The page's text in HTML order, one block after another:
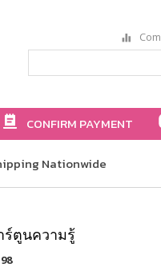
CONFIRM PAYMENT
Nationwide
ร์ตูนความรู้